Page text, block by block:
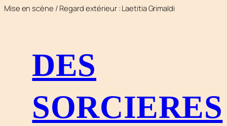
Mise en scène / Regard extérieur : Laetitia Grimaldi
DES
SORCIERES